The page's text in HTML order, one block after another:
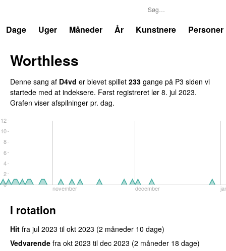
Dage
Uger Måneder År Kunstnere Personer
Worthless
Denne sang af D4vd er blevet spillet 233 gange på P3 siden vi
startede med at indeksere. Først registreret lør 8. jul 2023.
Grafen viser afspilninger pr. dag.
november december
0
2
4
6
8
10
12
I rotation
Hit fra jul 2023 til okt 2023 (2 måneder 10 dage)
Vedvarende fra okt 2023 til dec 2023 (2 måneder 18 dage)